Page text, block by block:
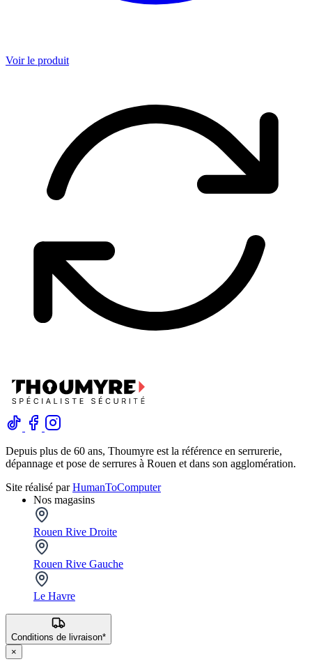
Voir le produit
Depuis plus de 60 ans, Thoumyre est la référence en serrurerie,
dépannage et pose de serrures à Rouen et dans son agglomération.
Site réalisé parHumanToComputer
Nos magasins
Rouen Rive Droite
Rouen Rive Gauche
Le Havre
Conditions de livraison*
×